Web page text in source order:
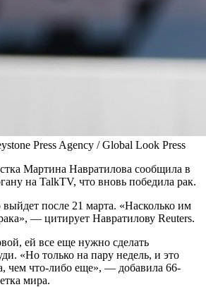
Press Agency / Global Look Press
Мартина Навратилова сообщила в
на TalkTV, что вновь победила рак.
после 21 марта. «Насколько им
— цитирует Навратилову Reuters.
ей все еще нужно сделать
«Но только на пару недель, и это
чем что-либо еще», — добавила 66-
мира.